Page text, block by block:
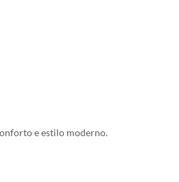
e estilo moderno.